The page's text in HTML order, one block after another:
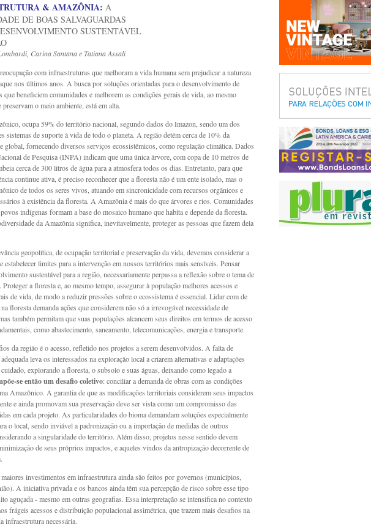
& AMAZÔNIA: A
DE BOAS SALVAGUARDAS
SUSTENTÁVEL
Carina SantanaeTatiana Assali
com infraestruturas que melhoram a vida humana sem prejudicar a natureza
nos últimos anos. A busca por soluções orientadas para o desenvolvimento de
que beneficiem comunidades e melhorem as condições gerais de vida, ao mesmo
preservam o meio ambiente, está em alta.
ocupa 59% do território nacional, segundo dados do Imazon, sendo um dos
sistemas de suporte à vida de todo o planeta. A região detém cerca de 10% da
global, fornecendo diversos serviços ecossistêmicos, como regulação climática. Dados
de Pesquisa (INPA) indicam que uma única árvore, com copa de 10 metros de
cerca de 300 litros de água para a atmosfera todos os dias. Entretanto, para que
continue ativa, é preciso reconhecer que a floresta não é um ente isolado, mas o
de todos os seres vivos, atuando em sincronicidade com recursos orgânicos e
à existência da floresta. A Amazônia é mais do que árvores e rios. Comunidades
indígenas formam a base do mosaico humano que habita e depende da floresta.
da Amazônia significa, inevitavelmente, proteger as pessoas que fazem dela
geopolítica, de ocupação territorial e preservação da vida, devemos considerar a
estabelecer limites para a intervenção em nossos territórios mais sensíveis. Pensar
sustentável para a região, necessariamente perpassa a reflexão sobre o tema de
a floresta e, ao mesmo tempo, assegurar à população melhores acessos e
de vida, de modo a reduzir pressões sobre o ecossistema é essencial. Lidar com de
floresta demanda ações que considerem não só a irrevogável necessidade de
também permitam que suas populações alcancem seus direitos em termos de acesso
como abastecimento, saneamento, telecomunicações, energia e transporte.
da região é o acesso, refletido nos projetos a serem desenvolvidos. A falta de
leva os interessados na exploração local a criarem alternativas e adaptações
explorando a floresta, o subsolo e suas águas, deixando como legado a
se então um desafio coletivo: conciliar a demanda de obras com as condições
Amazônico. A garantia de que as modificações territoriais considerem seus impactos
e ainda promovam sua preservação deve ser vista como um compromisso das
em cada projeto. As particularidades do bioma demandam soluções especialmente
o local, sendo inviável a padronização ou a importação de medidas de outros
a singularidade do território. Além disso, projetos nesse sentido devem
de seus próprios impactos, e aqueles vindos da antropização decorrente de
investimentos em infraestrutura ainda são feitos por governos (municípios,
A iniciativa privada e os bancos ainda têm sua percepção de risco sobre esse tipo
aguçada - mesmo em outras geografias. Essa interpretação se intensifica no contexto
frágeis acessos e distribuição populacional assimétrica, que trazem mais desafios na
infraestrutura necessária.